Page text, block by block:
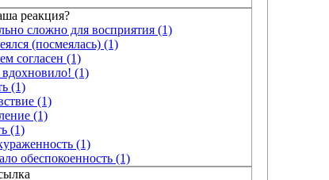
реакция?
сложно для восприятия (1)
(посмеялась) (1)
согласен (1)
(1)
(1)
(1)
(1)
(1)
(1)
обеспокоенность (1)